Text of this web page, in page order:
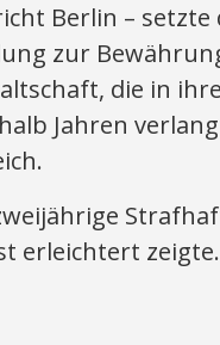
Berlin – setzte
zur
die in
Jahren
erleichtert zeigte.